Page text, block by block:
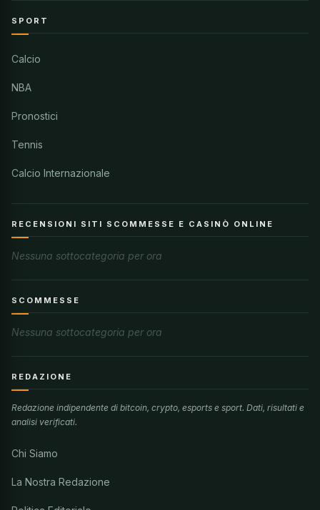
SPORT
Calcio
NBA
Pronostici
Tennis
Calcio Internazionale
RECENSIONI SITI SCOMMESSE E CASINÒ ONLINE
Nessuna sottocategoria per ora
SCOMMESSE
Nessuna sottocategoria per ora
REDAZIONE
Redazione indipendente di bitcoin, crypto, esports e sport. Dati, risultati e
analisi verificati.
Chi Siamo
La Nostra Redazione